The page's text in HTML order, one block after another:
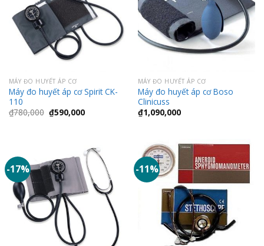
MÁY ĐO HUYẾT ÁP CƠ
Máy đo huyết áp cơ Spirit CK-
110
₫780,000 Giá
gốc
₫590,000Giá
MÁY ĐO HUYẾT ÁP CƠ
Máy đo huyết áp cơ Boso
Clinicuss
₫1,090,000
-17% -11%